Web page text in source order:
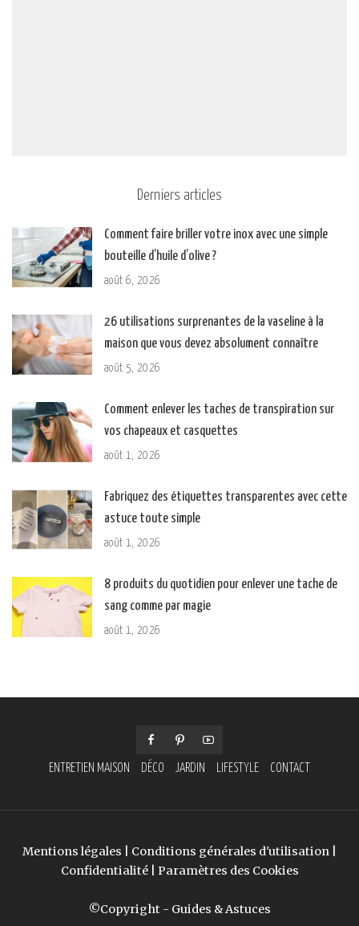
Derniers articles
Comment faire briller votre inox avec une simple
bouteille d’huile d’olive ?
août 6, 2026
26 utilisations surprenantes de la vaseline à la
maison que vous devez absolument connaître
août 5, 2026
Comment enlever les taches de transpiration sur
vos chapeaux et casquettes
août 1, 2026
Fabriquez des étiquettes transparentes avec cette
astuce toute simple
août 1, 2026
8 produits du quotidien pour enlever une tache de
sang comme par magie
août 1, 2026
ENTRETIEN MAISON DÉCO JARDIN LIFESTYLE CONTACT
Mentions légales Conditions générales d'utilisation
Confidentialité| Paramètres des Cookies
©Copyright - Guides & Astuces